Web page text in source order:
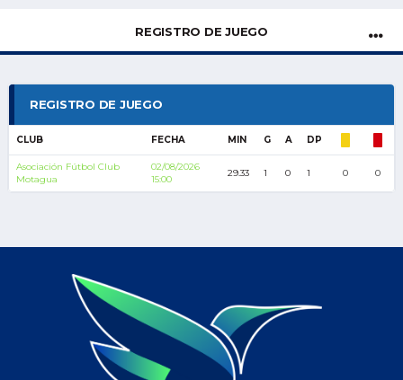
REGISTRO DE JUEGO
REGISTRO DE JUEGO
CLUB FECHA MIN G A DP
Asociación Fútbol Club
Motagua
02/08/2026
15:00
29.33 1 0 1 0 0